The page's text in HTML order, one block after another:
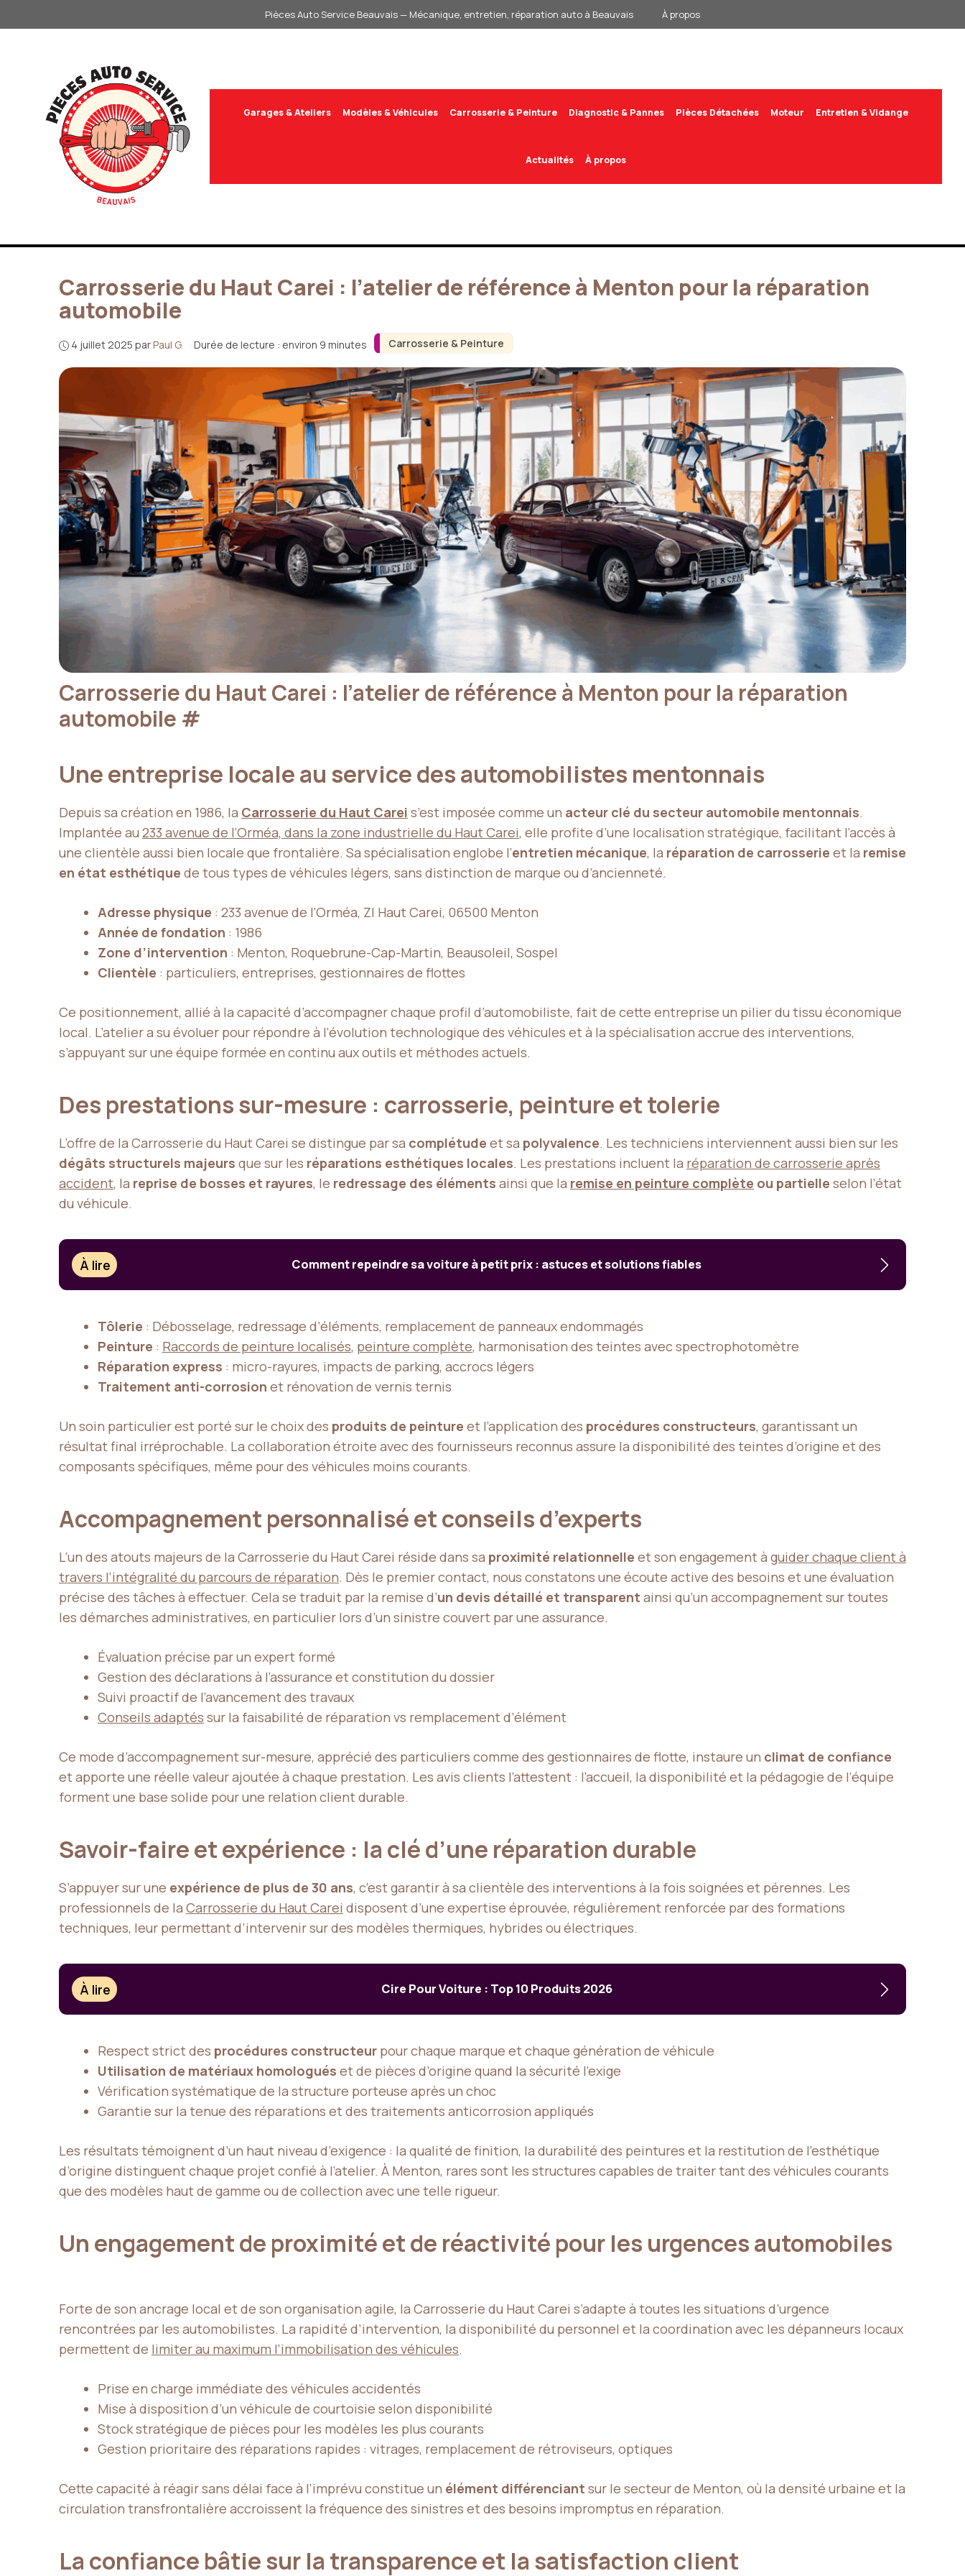
au
Pièces Auto Service Beauvais — Mécanique, entretien, réparation auto à Beauvais À propos
Garages & Ateliers Modèles & Véhicules Carrosserie & Peinture Diagnostic & Pannes Pièces Détachées Moteur Entretien & Vidange
Actualités À propos
Carrosserie & Peinture
Carrosserie du Haut Carei : l’atelier de référence à Menton pour la réparation
automobile
4 juillet 2025 parPaul G. · Durée de lecture : environ 9 minutes
Carrosserie du Haut Carei : l’atelier de référence à Menton pour la réparation
automobile #
Une entreprise locale au service des automobilistes mentonnais
Depuis sa création en 1986, la Carrosserie du Haut Carei s’est imposée comme un acteur clé du secteur automobile mentonnais.
Implantée au 233 avenue de l’Orméa, dans la zone industrielle du Haut Carei, elle profite d’une localisation stratégique, facilitant l’accès à
une clientèle aussi bien locale que frontalière. Sa spécialisation englobe l’entretien mécanique, la réparation de carrosserie et la remise
en état esthétique de tous types de véhicules légers, sans distinction de marque ou d’ancienneté.
Adresse physique : 233 avenue de l’Orméa, ZI Haut Carei, 06500 Menton
Année de fondation : 1986
Zone d’intervention : Menton, Roquebrune-Cap-Martin, Beausoleil, Sospel
Clientèle : particuliers, entreprises, gestionnaires de flottes
Ce positionnement, allié à la capacité d’accompagner chaque profil d’automobiliste, fait de cette entreprise un pilier du tissu économique
local. L’atelier a su évoluer pour répondre à l’évolution technologique des véhicules et à la spécialisation accrue des interventions,
s’appuyant sur une équipe formée en continu aux outils et méthodes actuels.
Des prestations sur-mesure : carrosserie, peinture et tolerie
L’offre de la Carrosserie du Haut Carei se distingue par sa complétude et sa polyvalence. Les techniciens interviennent aussi bien sur les
dégâts structurels majeurs que sur les réparations esthétiques locales. Les prestations incluent la réparation de carrosserie après
accident, la reprise de bosses et rayures, le redressage des éléments ainsi que la remise en peinture complète ou partielle selon l’état
du véhicule.
À lire Comment repeindre sa voiture à petit prix : astuces et solutions fiables
Tôlerie : Débosselage, redressage d’éléments, remplacement de panneaux endommagés
Peinture : Raccords de peinture localisés, peinture complète, harmonisation des teintes avec spectrophotomètre
Réparation express : micro-rayures, impacts de parking, accrocs légers
Traitement anti-corrosion et rénovation de vernis ternis
Un soin particulier est porté sur le choix des produits de peinture et l’application des procédures constructeurs, garantissant un
résultat final irréprochable. La collaboration étroite avec des fournisseurs reconnus assure la disponibilité des teintes d’origine et des
composants spécifiques, même pour des véhicules moins courants.
Accompagnement personnalisé et conseils d’experts
L’un des atouts majeurs de la Carrosserie du Haut Carei réside dans sa proximité relationnelle et son engagement à guider chaque client à
travers l’intégralité du parcours de réparation. Dès le premier contact, nous constatons une écoute active des besoins et une évaluation
précise des tâches à effectuer. Cela se traduit par la remise d’un devis détaillé et transparent ainsi qu’un accompagnement sur toutes
les démarches administratives, en particulier lors d’un sinistre couvert par une assurance.
Évaluation précise par un expert formé
Gestion des déclarations à l’assurance et constitution du dossier
Suivi proactif de l’avancement des travaux
Conseils adaptés sur la faisabilité de réparation vs remplacement d’élément
Ce mode d’accompagnement sur-mesure, apprécié des particuliers comme des gestionnaires de flotte, instaure un climat de confiance
et apporte une réelle valeur ajoutée à chaque prestation. Les avis clients l’attestent : l’accueil, la disponibilité et la pédagogie de l’équipe
forment une base solide pour une relation client durable.
Savoir-faire et expérience : la clé d’une réparation durable
S’appuyer sur une expérience de plus de 30 ans, c’est garantir à sa clientèle des interventions à la fois soignées et pérennes. Les
professionnels de la Carrosserie du Haut Carei disposent d’une expertise éprouvée, régulièrement renforcée par des formations
techniques, leur permettant d’intervenir sur des modèles thermiques, hybrides ou électriques.
À lire Cire Pour Voiture : Top 10 Produits 2026
Respect strict des procédures constructeur pour chaque marque et chaque génération de véhicule
Utilisation de matériaux homologués et de pièces d’origine quand la sécurité l’exige
Vérification systématique de la structure porteuse après un choc
Garantie sur la tenue des réparations et des traitements anticorrosion appliqués
Les résultats témoignent d’un haut niveau d’exigence : la qualité de finition, la durabilité des peintures et la restitution de l’esthétique
d’origine distinguent chaque projet confié à l’atelier. À Menton, rares sont les structures capables de traiter tant des véhicules courants
que des modèles haut de gamme ou de collection avec une telle rigueur.
Un engagement de proximité et de réactivité pour les urgences automobiles
Forte de son ancrage local et de son organisation agile, la Carrosserie du Haut Carei s’adapte à toutes les situations d’urgence
rencontrées par les automobilistes. La rapidité d’intervention, la disponibilité du personnel et la coordination avec les dépanneurs locaux
permettent de limiter au maximum l’immobilisation des véhicules.
Prise en charge immédiate des véhicules accidentés
Mise à disposition d’un véhicule de courtoisie selon disponibilité
Stock stratégique de pièces pour les modèles les plus courants
Gestion prioritaire des réparations rapides : vitrages, remplacement de rétroviseurs, optiques
Cette capacité à réagir sans délai face à l’imprévu constitue un élément différenciant sur le secteur de Menton, où la densité urbaine et la
circulation transfrontalière accroissent la fréquence des sinistres et des besoins impromptus en réparation.
La confiance bâtie sur la transparence et la satisfaction client